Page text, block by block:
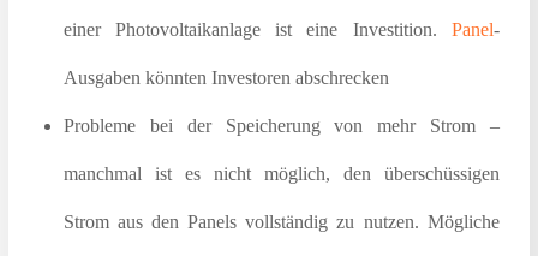
einer Photovoltaikanlage ist eine Investition. Panel-
Ausgaben könnten Investoren abschrecken
Probleme bei der Speicherung von mehr Strom –
manchmal ist es nicht möglich, den überschüssigen
Strom aus den Panels vollständig zu nutzen. Mögliche